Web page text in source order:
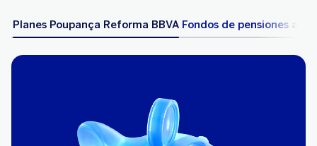
Planes Poupança Reforma BBVA Fondos de pensiones